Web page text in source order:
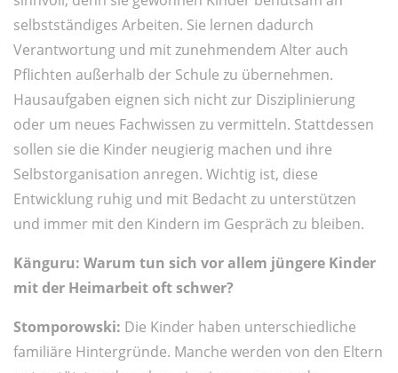
selbstständiges Arbeiten. Sie lernen dadurch
Verantwortung und mit zunehmendem Alter auch
Pflichten außerhalb der Schule zu übernehmen.
Hausaufgaben eignen sich nicht zur Disziplinierung
oder um neues Fachwissen zu vermitteln. Stattdessen
sollen sie die Kinder neugierig machen und ihre
Selbstorganisation anregen. Wichtig ist, diese
Entwicklung ruhig und mit Bedacht zu unterstützen
und immer mit den Kindern im Gespräch zu bleiben.
Känguru: Warum tun sich vor allem jüngere Kinder
mit der Heimarbeit oft schwer?
Stomporowski: Die Kinder haben unterschiedliche
familiäre Hintergründe. Manche werden von den Eltern